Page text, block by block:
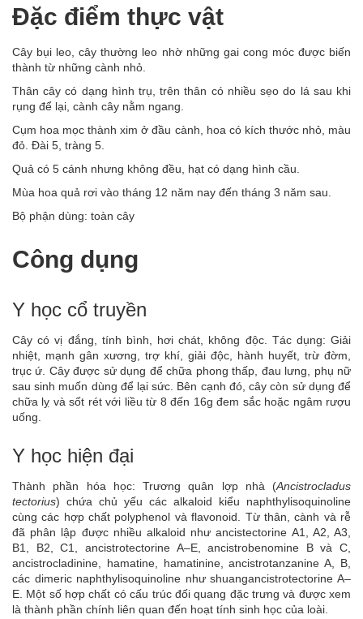
Đặc điểm thực vật
Cây bụi leo, cây thường leo nhờ những gai cong móc được biến
thành từ những cành nhỏ.
Thân cây có dạng hình trụ, trên thân có nhiều sẹo do lá sau khi
rụng để lại, cành cây nằm ngang.
Cụm hoa mọc thành xim ở đầu cành, hoa có kích thước nhỏ, màu
đỏ. Đài 5, tràng 5.
Quả có 5 cánh nhưng không đều, hạt có dạng hình cầu.
Mùa hoa quả rơi vào tháng 12 năm nay đến tháng 3 năm sau.
Bộ phận dùng: toàn cây
Công dụng
Y học cổ truyền
Cây có vị đắng, tính bình, hơi chát, không độc. Tác dụng: Giải
nhiệt, mạnh gân xương, trợ khí, giải độc, hành huyết, trừ đờm,
trục ứ. Cây được sử dụng để chữa phong thấp, đau lưng, phụ nữ
sau sinh muốn dùng để lại sức. Bên cạnh đó, cây còn sử dụng để
chữa lỵ và sốt rét với liều từ 8 đến 16g đem sắc hoặc ngâm rượu
uống.
Y học hiện đại
Thành phần hóa học: Trương quân lợp nhà (Ancistrocladus
tectorius) chứa chủ yếu các alkaloid kiểu naphthylisoquinoline
cùng các hợp chất polyphenol và flavonoid. Từ thân, cành và rễ
đã phân lập được nhiều alkaloid như ancistectorine A1, A2, A3,
B1, B2, C1, ancistrotectorine A–E, ancistrobenomine B và C,
ancistrocladinine, hamatine, hamatinine, ancistrotanzanine A, B,
các dimeric naphthylisoquinoline như shuangancistrotectorine A–
E. Một số hợp chất có cấu trúc đối quang đặc trưng và được xem
là thành phần chính liên quan đến hoạt tính sinh học của loài.